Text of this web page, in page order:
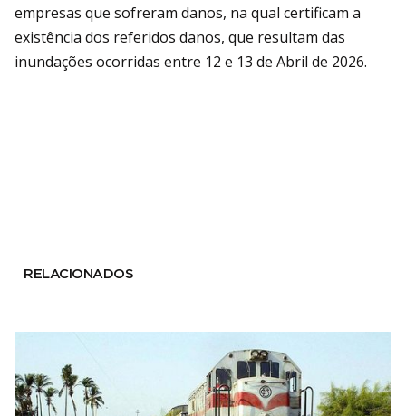
empresas que sofreram danos, na qual certificam a
existência dos referidos danos, que resultam das
inundações ocorridas entre 12 e 13 de Abril de 2026.
RELACIONADOS